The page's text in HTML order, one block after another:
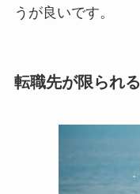
うが良いです。
転職先が限られる